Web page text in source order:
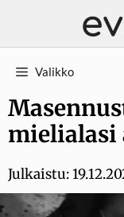
Valikko
mielialasi
Julkaistu: